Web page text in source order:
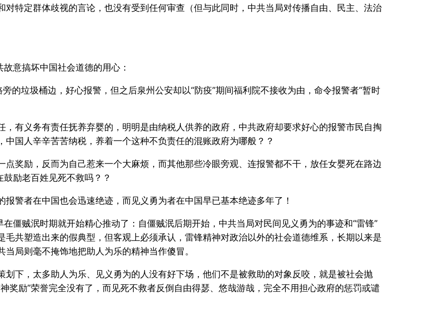
特定群体歧视的言论，也没有受到任何审查（但与此同时，中共当局对传播自由、民主、法治
意搞坏中国社会道德的用心：
的垃圾桶边，好心报警，但之后泉州公安却以“防疫”期间福利院不接收为由，命令报警者“暂时
有义务有责任抚养弃婴的，明明是由纳税人供养的政府，中共政府却要求好心的报警市民自掏
国人辛辛苦苦纳税，养着一个这种不负责任的混账政府为哪般？？
奖励，反而为自己惹来一个大麻烦，而其他那些冷眼旁观、连报警都不干，放任女婴死在路边
励老百姓见死不救吗？？
警者在中国也会迅速绝迹，而见义勇为者在中国早已基本绝迹多年了！
僵贼泯时期就开始精心推动了：自僵贼泯后期开始，中共当局对民间见义勇为的事迹和“雷锋”
共塑造出来的假典型，但客观上必须承认，雷锋精神对政治以外的社会道德维系，长期以来是
局则毫不掩饰地把助人为乐的精神当作傻冒。
下，太多助人为乐、见义勇为的人没有好下场，他们不是被救助的对象反咬，就是被社会抛
奖励”荣誉完全没有了，而见死不救者反倒自由得瑟、悠哉游哉，完全不用担心政府的惩罚或谴